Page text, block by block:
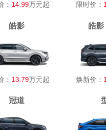
： 14.99万元起 限时价：
皓影
： 13.79万元起
皓
焕新价：
冠道